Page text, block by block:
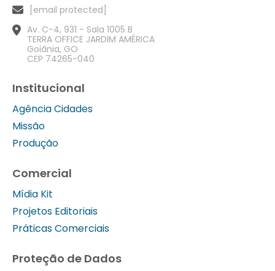
[email protected]
Av. C-4, 931 - Sala 1005 B
TERRA OFFICE JARDIM AMÉRICA
Goiânia, GO
CEP 74265-040
Institucional
Agência Cidades
Missão
Produção
Comercial
Mídia Kit
Projetos Editoriais
Práticas Comerciais
Proteção de Dados